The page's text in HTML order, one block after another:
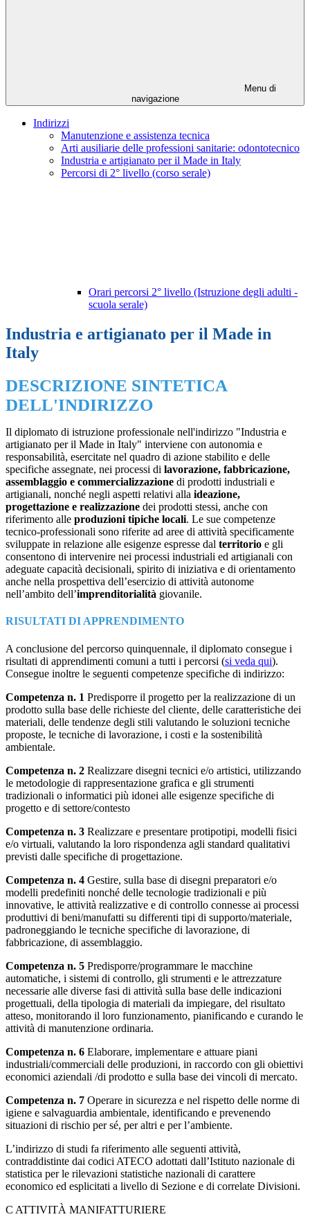
Menu di
navigazione
Indirizzi
Manutenzione e assistenza tecnica
Arti ausiliarie delle professioni sanitarie: odontotecnico
Industria e artigianato per il Made in Italy
Percorsi di 2° livello (corso serale)
Orari percorsi 2° livello (Istruzione degli adulti -
scuola serale)
Industria e artigianato per il Made in
Italy
DESCRIZIONE SINTETICA
DELL'INDIRIZZO
Il diplomato di istruzione professionale nell'indirizzo "Industria e
artigianato per il Made in Italy" interviene con autonomia e
responsabilità, esercitate nel quadro di azione stabilito e delle
specifiche assegnate, nei processi di lavorazione, fabbricazione,
assemblaggio e commercializzazione di prodotti industriali e
artigianali, nonché negli aspetti relativi alla ideazione,
progettazione e realizzazione dei prodotti stessi, anche con
riferimento alle produzioni tipiche locali. Le sue competenze
tecnico-professionali sono riferite ad aree di attività specificamente
sviluppate in relazione alle esigenze espresse dal territorio e gli
consentono di intervenire nei processi industriali ed artigianali con
adeguate capacità decisionali, spirito di iniziativa e di orientamento
anche nella prospettiva dell’esercizio di attività autonome
nell’ambito dell’imprenditorialità giovanile.
RISULTATI DI APPRENDIMENTO
A conclusione del percorso quinquennale, il diplomato consegue i
risultati di apprendimenti comuni a tutti i percorsi (si veda qui).
Consegue inoltre le seguenti competenze specifiche di indirizzo:
Competenza n. 1 Predisporre il progetto per la realizzazione di un
prodotto sulla base delle richieste del cliente, delle caratteristiche dei
materiali, delle tendenze degli stili valutando le soluzioni tecniche
proposte, le tecniche di lavorazione, i costi e la sostenibilità
ambientale.
Competenza n. 2 Realizzare disegni tecnici e/o artistici, utilizzando
le metodologie di rappresentazione grafica e gli strumenti
tradizionali o informatici più idonei alle esigenze specifiche di
progetto e di settore/contesto
Competenza n. 3 Realizzare e presentare protipotipi, modelli fisici
e/o virtuali, valutando la loro rispondenza agli standard qualitativi
previsti dalle specifiche di progettazione.
Competenza n. 4 Gestire, sulla base di disegni preparatori e/o
modelli predefiniti nonché delle tecnologie tradizionali e più
innovative, le attività realizzative e di controllo connesse ai processi
produttivi di beni/manufatti su differenti tipi di supporto/materiale,
padroneggiando le tecniche specifiche di lavorazione, di
fabbricazione, di assemblaggio.
Competenza n. 5 Predisporre/programmare le macchine
automatiche, i sistemi di controllo, gli strumenti e le attrezzature
necessarie alle diverse fasi di attività sulla base delle indicazioni
progettuali, della tipologia di materiali da impiegare, del risultato
atteso, monitorando il loro funzionamento, pianificando e curando le
attività di manutenzione ordinaria.
Competenza n. 6 Elaborare, implementare e attuare piani
industriali/commerciali delle produzioni, in raccordo con gli obiettivi
economici aziendali /di prodotto e sulla base dei vincoli di mercato.
Competenza n. 7 Operare in sicurezza e nel rispetto delle norme di
igiene e salvaguardia ambientale, identificando e prevenendo
situazioni di rischio per sé, per altri e per l’ambiente.
L’indirizzo di studi fa riferimento alle seguenti attività,
contraddistinte dai codici ATECO adottati dall’Istituto nazionale di
statistica per le rilevazioni statistiche nazionali di carattere
economico ed esplicitati a livello di Sezione e di correlate Divisioni.
C ATTIVITÀ MANIFATTURIERE